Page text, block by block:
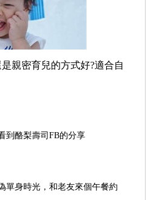
親密育兒的方式好?適合自
到酪梨壽司FB的分享
單身時光，和老友來個午餐約